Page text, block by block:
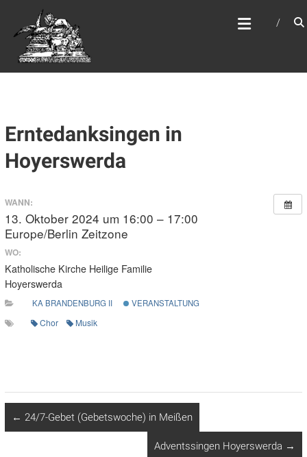
springen
WEBSITE DES
APOSTELAMTES JESU
CHRISTI KÖR
Erntedanksingen in
Hoyerswerda
WANN:
13. Oktober 2024 um 16:00 – 17:00
Europe/Berlin Zeitzone
WO:
Katholische Kirche Heilige Familie
Hoyerswerda
KA BRANDENBURG II VERANSTALTUNG
Chor Musik
← 24/7-Gebet (Gebetswoche) in Meißen
Adventssingen Hoyerswerda →